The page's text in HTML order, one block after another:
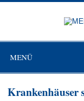
Zum
MENÜ
Krankenhäuser